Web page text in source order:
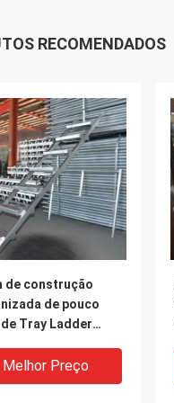
RECOMENDADOS
de construção
de pouco
Tray Ladder
do cabo da
de aço
Melhor Preço